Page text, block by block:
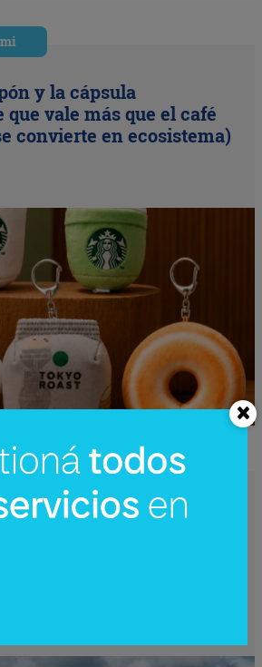
y la cápsula
vale más que el café
convierte en ecosistema)
binacional?
el debate sobre
(un proyecto de US$